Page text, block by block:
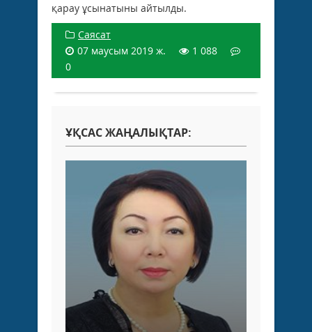
қарау ұсынатыны айтылды.
Саясат
07 маусым 2019 ж.
1 088
0
ҰҚСАС ЖАҢАЛЫҚТАР: